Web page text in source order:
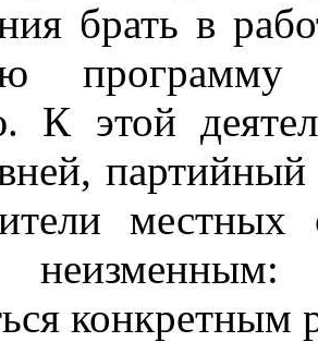
брать в
К этой
конкретным